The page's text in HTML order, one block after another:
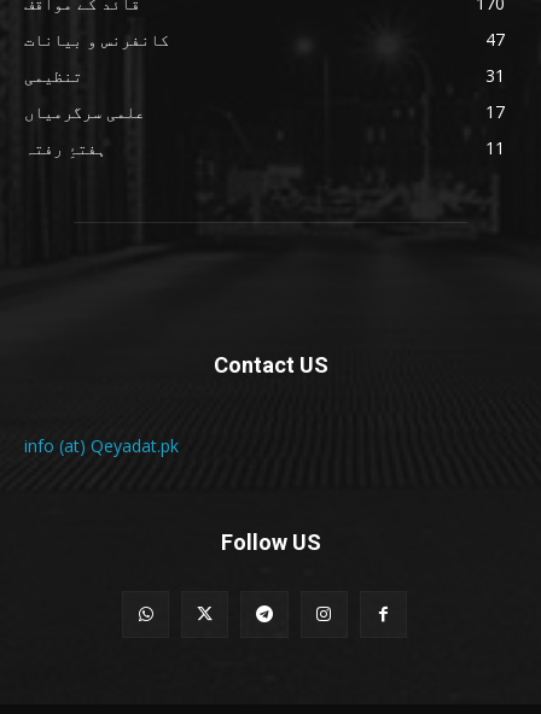
کانفرنس و بیانات
47
تنظیمی
31
علمی سرگرمیاں
17
ہفتۂِ رفتہ
11
Contact US
info (at) Qeyadat.pk
Follow US